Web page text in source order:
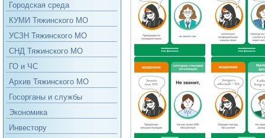
Городская среда
КУМИ Тяжинского МО
УСЗН Тяжинского МО
СНД Тяжинского МО
ГО и ЧС
Архив Тяжинского МО
Госорганы и службы
Экономика
Инвестору